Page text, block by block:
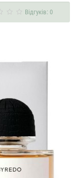
Відгуків: 0